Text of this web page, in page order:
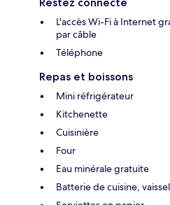
L'accès Wi-Fi à Internet
par câble
Téléphone
Repas et boissons
Mini réfrigérateur
Kitchenette
Cuisinière
Four
Eau minérale gratuite
Batterie de cuisine,